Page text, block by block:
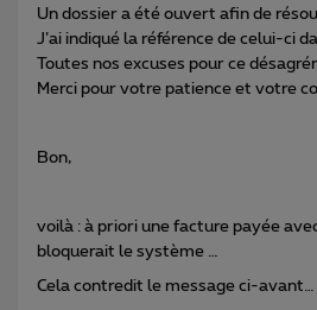
Un dossier a été ouvert afin de
J’ai indiqué la référence de celui-ci
Toutes nos excuses pour ce
Merci pour votre patience et votre
Bon,
voilà : à priori une facture payée
bloquerait le système …
Cela contredit le message ci-avant…